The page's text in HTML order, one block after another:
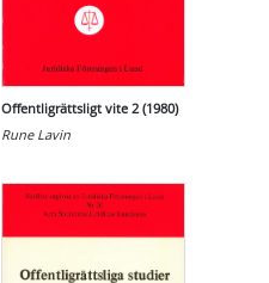
Offentligrättsligt vite 2 (1980)
Rune Lavin